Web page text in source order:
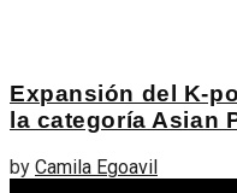
Expansión del K-
la categoría Asian
by Camila Egoavil